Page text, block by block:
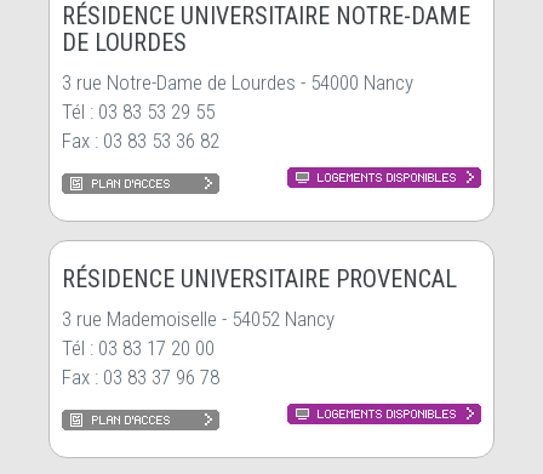
RÉSIDENCE UNIVERSITAIRE NOTRE-DAME
DE LOURDES
3 rue Notre-Dame de Lourdes - 54000 Nancy
Tél : 03 83 53 29 55
Fax : 03 83 53 36 82
RÉSIDENCE UNIVERSITAIRE PROVENCAL
3 rue Mademoiselle - 54052 Nancy
Tél : 03 83 17 20 00
Fax : 03 83 37 96 78